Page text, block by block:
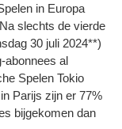
in Europa
slechts de vierde
30 juli 2024**)
abonnees al
Spelen Tokio
Parijs zijn er 77%
bijgekomen dan